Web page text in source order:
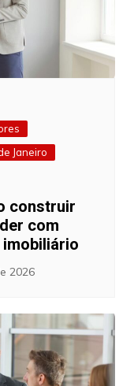
Janeiro
construir
com
2026